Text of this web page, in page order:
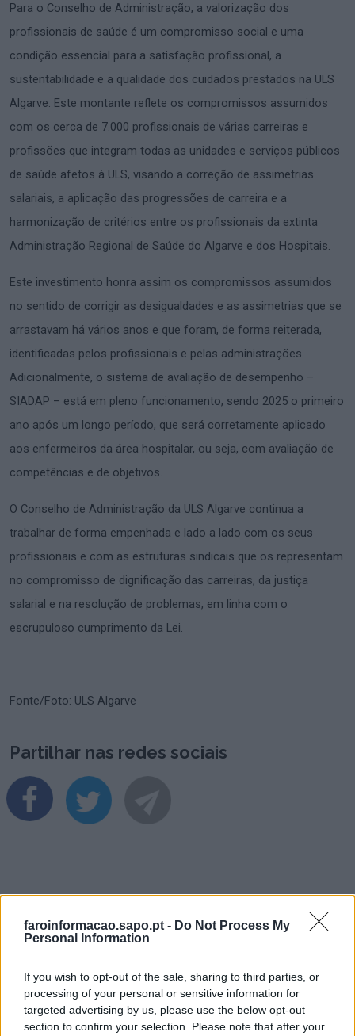
faroinformacao.sapo.pt - Do Not Process My
Personal Information
If you wish to opt-out of the sale, sharing to third parties, or
processing of your personal or sensitive information for
targeted advertising by us, please use the below opt-out
section to confirm your selection. Please note that after your
Para o Conselho de Administração, a valorização dos
profissionais de saúde é um compromisso social e uma
condição essencial para a satisfação profissional, a
sustentabilidade e a qualidade dos cuidados prestados na ULS
Algarve. Este montante reflete os compromissos assumidos
com os cerca de 7.000 profissionais de várias carreiras e
profissões que integram todas as unidades e serviços públicos
de saúde afetos à ULS, visando a correção de assimetrias
salariais, a aplicação das progressões de carreira e a
harmonização de critérios entre os profissionais da extinta
Administração Regional de Saúde do Algarve e dos Hospitais.
Este investimento honra assim os compromissos assumidos
no sentido de corrigir as desigualdades e as assimetrias que se
arrastavam há vários anos e que foram, de forma reiterada,
identificadas pelos profissionais e pelas administrações.
Adicionalmente, o sistema de avaliação de desempenho –
SIADAP – está em pleno funcionamento, sendo 2025 o primeiro
ano após um longo período, que será corretamente aplicado
aos enfermeiros da área hospitalar, ou seja, com avaliação de
competências e de objetivos.
O Conselho de Administração da ULS Algarve continua a
trabalhar de forma empenhada e lado a lado com os seus
profissionais e com as estruturas sindicais que os representam
no compromisso de dignificação das carreiras, da justiça
salarial e na resolução de problemas, em linha com o
escrupuloso cumprimento da Lei.
Fonte/Foto: ULS Algarve
Partilhar nas redes sociais